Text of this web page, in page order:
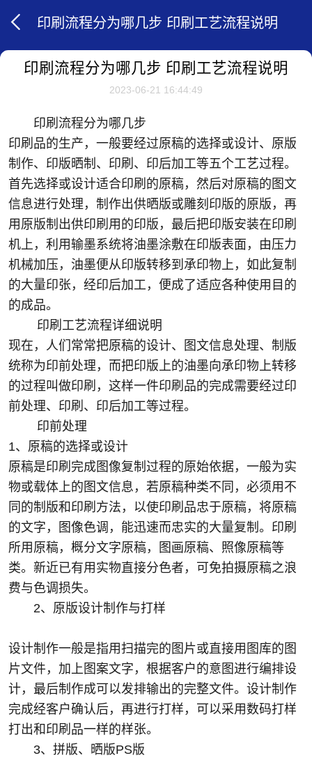
印刷流程分为哪几步 印刷工艺流程说明
印刷流程分为哪几步 印刷工艺流程说明
2023-06-21 16:44:49
印刷流程分为哪几步
印刷品的生产，一般要经过原稿的选择或设计、原版
制作、印版晒制、印刷、印后加工等五个工艺过程。
首先选择或设计适合印刷的原稿，然后对原稿的图文
信息进行处理，制作出供晒版或雕刻印版的原版，再
用原版制出供印刷用的印版，最后把印版安装在印刷
机上，利用输墨系统将油墨涂敷在印版表面，由压力
机械加压，油墨便从印版转移到承印物上，如此复制
的大量印张，经印后加工，便成了适应各种使用目的
的成品。
印刷工艺流程详细说明
现在，人们常常把原稿的设计、图文信息处理、制版
统称为印前处理，而把印版上的油墨向承印物上转移
的过程叫做印刷，这样一件印刷品的完成需要经过印
前处理、印刷、印后加工等过程。
印前处理
1、原稿的选择或设计
原稿是印刷完成图像复制过程的原始依据，一般为实
物或载体上的图文信息，若原稿种类不同，必须用不
同的制版和印刷方法，以使印刷品忠于原稿，将原稿
的文字，图像色调，能迅速而忠实的大量复制。印刷
所用原稿，概分文字原稿，图画原稿、照像原稿等
类。新近已有用实物直接分色者，可免拍摄原稿之浪
费与色调损失。
2、原版设计制作与打样
设计制作一般是指用扫描完的图片或直接用图库的图
片文件，加上图案文字，根据客户的意图进行编排设
计，最后制作成可以发排输出的完整文件。设计制作
完成经客户确认后，再进行打样，可以采用数码打样
打出和印刷品一样的样张。
3、拼版、晒版PS版